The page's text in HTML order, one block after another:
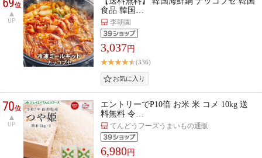
位
UP
食品 韓国…
李朝園
3,037円
(336)
70位
UP
エントリーでP10倍 お米 米 コメ 10kg 送
料無料 令…
てんどうフーズうまいもの通販
6,980円